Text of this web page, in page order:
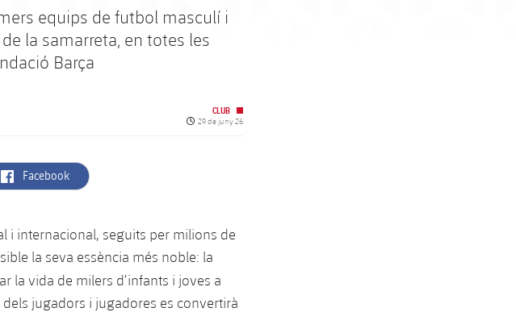
equips de futbol masculí i
la samarreta, en totes les
Barça
CLUB
Data de publicació
29 de juny 26
label.aria.facebook
Facebook
i internacional, seguits per milions de
la seva essència més noble: la
la vida de milers d’infants i joves a
jugadors i jugadores es convertirà